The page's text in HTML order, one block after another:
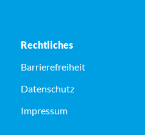
Rechtliches
Barrierefreiheit
Datenschutz
Impressum